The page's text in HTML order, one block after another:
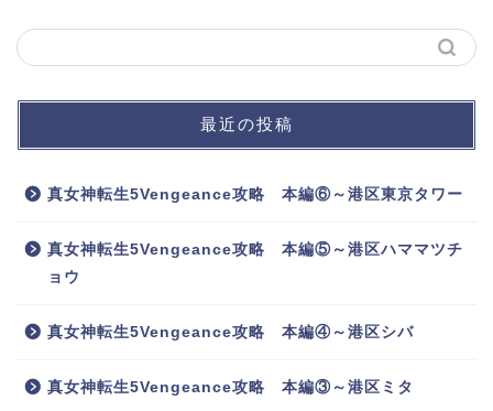
最近の投稿
真女神転生5Vengeance攻略 本編⑥～港区東京タワー
真女神転生5Vengeance攻略 本編⑤～港区ハママツチ
ョウ
真女神転生5Vengeance攻略 本編④～港区シバ
真女神転生5Vengeance攻略 本編③～港区ミタ